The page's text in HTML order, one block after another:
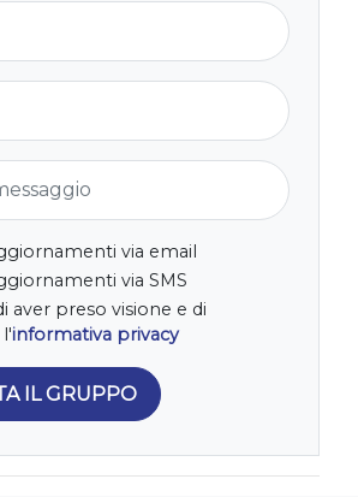
via email
via SMS
aver preso visione e di
informativa privacy